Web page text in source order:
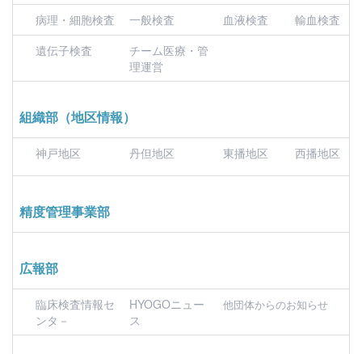
病理・細胞検査
一般検査 血液検査
輸血検査
遺伝子検査
チーム医療・管
理運営
組織部（地区情報）
神戸地区 丹但地区 東播地区 西播地区
精度管理事業部
広報部
臨床検査情報セ
ンタ－
HYOGOニュー
ス
他団体からのお知らせ